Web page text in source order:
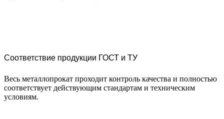
Соответствие продукции ГОСТ и ТУ
Весь металлопрокат проходит контроль качества и полностью
соответствует действующим стандартам и техническим
условиям.